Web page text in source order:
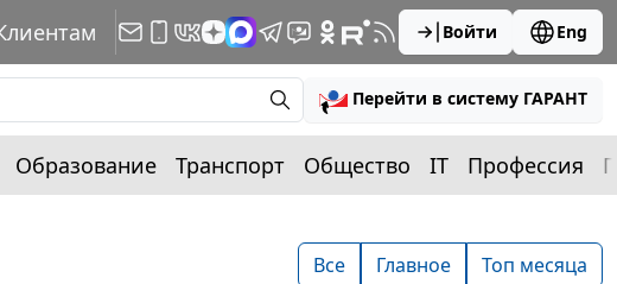
Войти Eng
Перейти в систему ГАРАНТ
Образование Транспорт Общество IT Профессия
Все Главное Топ месяца